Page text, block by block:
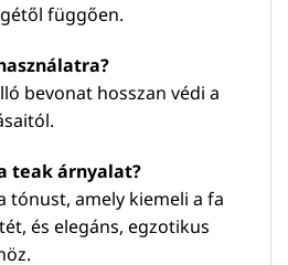
függően.
bevonat hosszan védi a
teak árnyalat?
tónust, amely kiemeli a fa
és elegáns, egzotikus